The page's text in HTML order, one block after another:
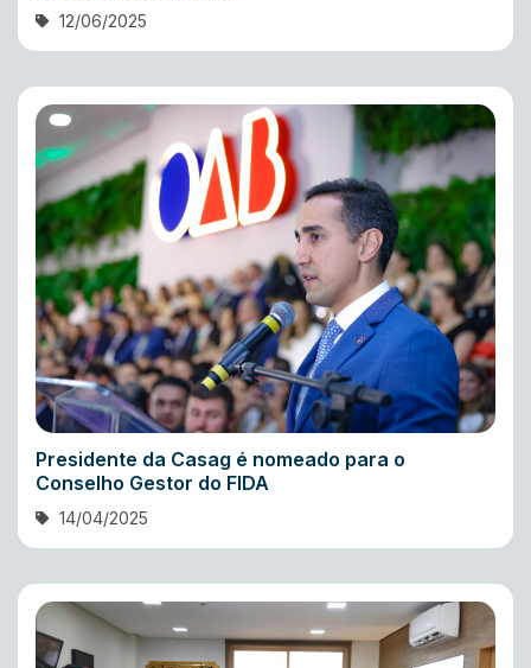
12/06/2025
Presidente da Casag é nomeado para o
Conselho Gestor do FIDA
14/04/2025